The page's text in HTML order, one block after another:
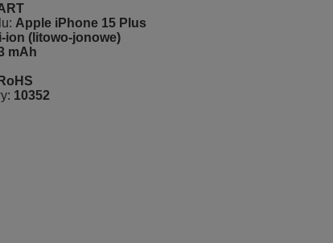
Apple iPhone 15 Plus
ion (litowo-jonowe)
mAh
10352